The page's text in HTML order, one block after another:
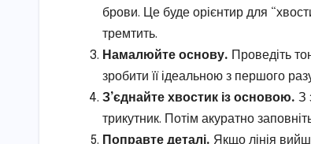
брови. Це буде орієнтир для
тремтить.
Намалюйте основу. Проведіть
зробити її ідеальною з першого
З’єднайте хвостик із основою. З
трикутник. Потім акуратно
Поправте деталі. Якщо лінія